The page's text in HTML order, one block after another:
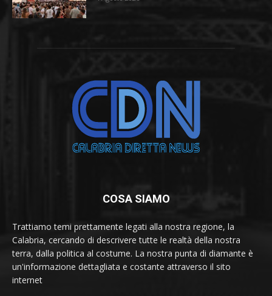
COSA SIAMO
Trattiamo temi prettamente legati alla nostra regione, la
Calabria, cercando di descrivere tutte le realtà della nostra
terra, dalla politica al costume. La nostra punta di diamante è
un'informazione dettagliata e costante attraverso il sito
internet